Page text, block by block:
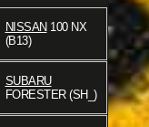
NISSAN 100 NX
(B13)
SUBARU
FORESTER (SH_)